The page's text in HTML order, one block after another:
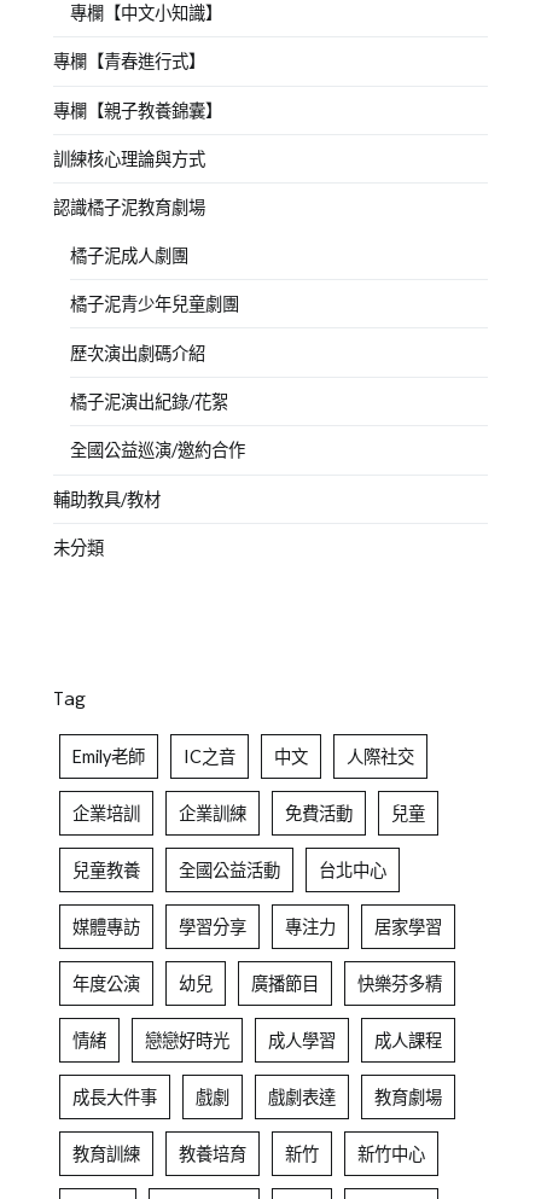
專欄【中文小知識】
專欄【青春進行式】
專欄【親子教養錦囊】
訓練核心理論與方式
認識橘子泥教育劇場
橘子泥成人劇團
橘子泥青少年兒童劇團
歷次演出劇碼介紹
橘子泥演出紀錄/花絮
全國公益巡演/邀約合作
輔助教具/教材
未分類
Tag
Emily老師 IC之音 中文 人際社交
企業培訓 企業訓練 免費活動 兒童
兒童教養 全國公益活動 台北中心
媒體專訪 學習分享 專注力 居家學習
年度公演 幼兒 廣播節目 快樂芬多精
情緒 戀戀好時光 成人學習 成人課程
成長大件事 戲劇 戲劇表達 教育劇場
教育訓練 教養培育 新竹 新竹中心